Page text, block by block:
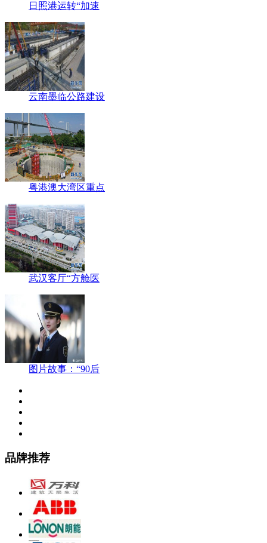
日照港运转“加速
云南墨临公路建设
粤港澳大湾区重点
武汉客厅“方舱医
图片故事：“90后
品牌推荐